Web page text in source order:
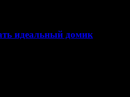
идеальный домик